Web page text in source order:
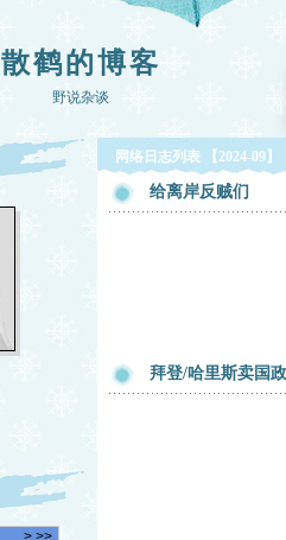
散鹤的博客
野说杂谈
网络日志列表 【2024-09】
给离岸反贼们
拜登/哈里斯卖国